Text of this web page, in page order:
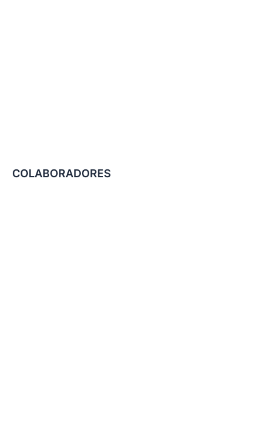
COLABORADORES